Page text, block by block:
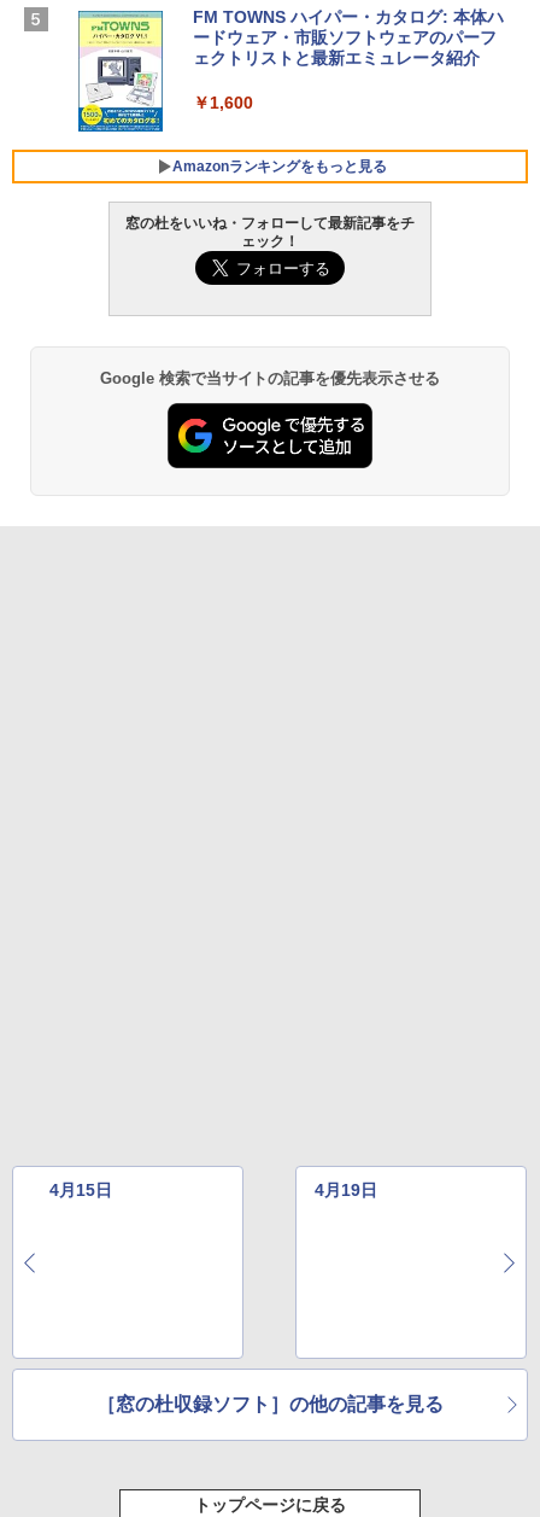
ン 15-fd 15.6インチ 16GBメモリ 512GB
SSD インテル Core 5
FMV ノートパソコン WE1-K3 (MS 365 P
ersonal/Copilotキー搭載/Win 11/15.6型/
Core i5/16GB/SSD 512GB/ホワイト) FM
VWK3E15W_AZ
￥139,880
Windows版 | Minecraft (マインクラフ
ト): Java & Bedrock Edition | オンライ
FM TOWNS ハイパー・カタログ: 本体ハ
ードウェア・市販ソフトウェアのパーフ
ェクトリストと最新エミュレータ紹介
￥1,600
Amazonランキングをもっと見る
Amazon Kindle Paperwhite (16GB) 7イ
ンチディスプレイ、色調調節ライト、12
￥22,980
Amazon Kindle - 目に優しい、かさばら
ない、大きな画面で読みやすい、6週間持
書籍リーダー、ブラック、16GB、広告な
窓の杜をいいね・フォローして最新記事をチ
ェック！
Google 検索で当サイトの記事を優先表示させる
4月15日 4月19日
［窓の杜収録ソフト］の他の記事を見る
トップページに戻る